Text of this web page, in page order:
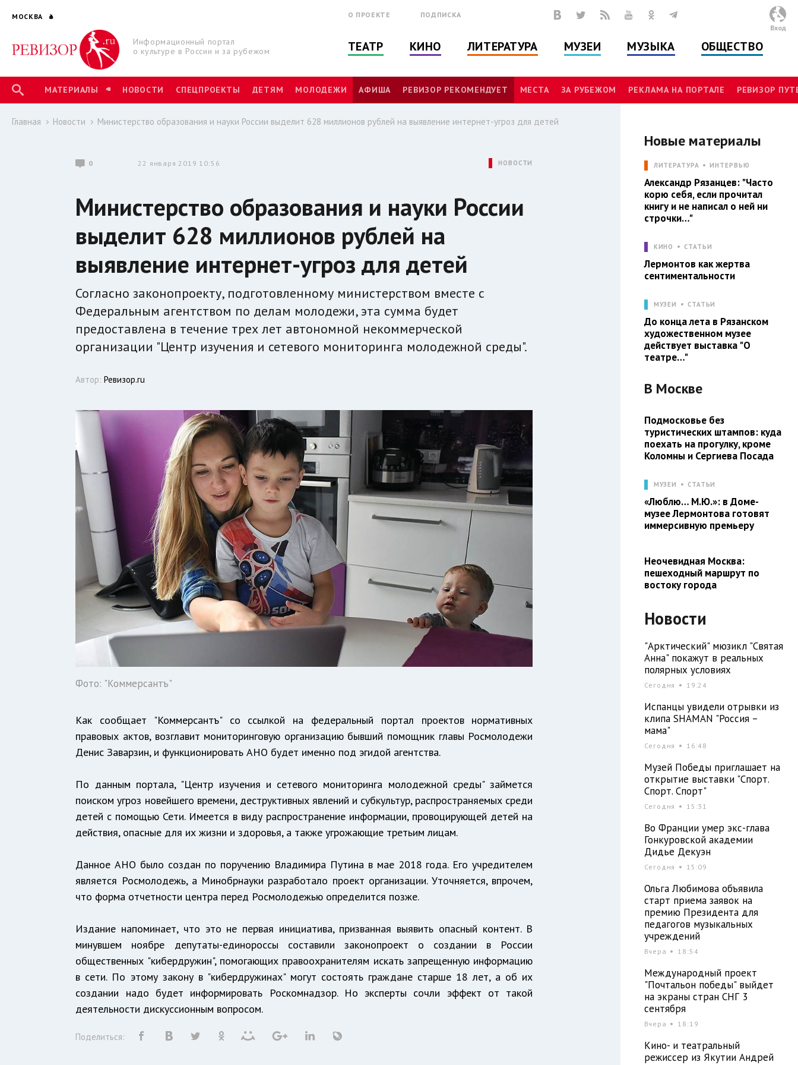
МОСКВА
Информационный портал
о культуре в России и за рубежом
О ПРОЕКТЕ ПОДПИСКА
ТЕАТР КИНО ЛИТЕРАТУРА МУЗЕИ МУЗЫКА ОБЩЕСТВО
Вход
МАТЕРИАЛЫ НОВОСТИ СПЕЦПРОЕКТЫ ДЕТЯМ МОЛОДЕЖИ АФИША РЕВИЗОР РЕКОМЕНДУЕТ МЕСТА ЗА РУБЕЖОМ РЕКЛАМА НА ПОРТАЛЕ РЕВИЗОР
Главная Новости Министерство образования и науки России выделит 628 миллионов рублей на выявление интернет-угроз для детей
0 22 января 2019 10:56 НОВОСТИ
Министерство образования и науки России
выделит 628 миллионов рублей на
выявление интернет-угроз для детей
Согласно законопроекту, подготовленному министерством вместе с
Федеральным агентством по делам молодежи, эта сумма будет
предоставлена в течение трех лет автономной некоммерческой
организации "Центр изучения и сетевого мониторинга молодежной среды".
Автор:Ревизор.ru
Фото: "Коммерсантъ"
Как сообщает "Коммерсантъ" со ссылкой на федеральный портал проектов нормативных
правовых актов, возглавит мониторинговую организацию бывший помощник главы Росмолодежи
Денис Заварзин, и функционировать АНО будет именно под эгидой агентства.
По данным портала, "Центр изучения и сетевого мониторинга молодежной среды" займется
поиском угроз новейшего времени, деструктивных явлений и субкультур, распространяемых среди
детей с помощью Сети. Имеется в виду распространение информации, провоцирующей детей на
действия, опасные для их жизни и здоровья, а также угрожающие третьим лицам.
Данное АНО было создан по поручению Владимира Путина в мае 2018 года. Его учредителем
является Росмолодежь, а Минобрнауки разработало проект организации. Уточняется, впрочем,
что форма отчетности центра перед Росмолодежью определится позже.
Издание напоминает, что это не первая инициатива, призванная выявить опасный контент. В
минувшем ноябре депутаты-единороссы составили законопроект о создании в России
общественных "кибердружин", помогающих правоохранителям искать запрещенную информацию
в сети. По этому закону в "кибердружинах" могут состоять граждане старше 18 лет, а об их
создании надо будет информировать Роскомнадзор. Но эксперты сочли эффект от такой
деятельности дискуссионным вопросом.
Поделиться:
Новые материалы
ЛИТЕРАТУРА ИНТЕРВЬЮ
Александр Рязанцев: "Часто
корю себя, если прочитал
книгу и не написал о ней ни
строчки…"
КИНО СТАТЬИ
Лермонтов как жертва
сентиментальности
МУЗЕИ СТАТЬИ
До конца лета в Рязанском
художественном музее
действует выставка "О
театре…"
В Москве
Подмосковье без
туристических штампов: куда
поехать на прогулку, кроме
Коломны и Сергиева Посада
МУЗЕИ СТАТЬИ
«Люблю… М.Ю.»: в Доме-
музее Лермонтова готовят
иммерсивную премьеру
Неочевидная Москва:
пешеходный маршрут по
востоку города
Новости
"Арктический" мюзикл "Святая
Анна" покажут в реальных
полярных условиях
Сегодня 19:24
Испанцы увидели отрывки из
клипа SHAMAN "Россия –
мама"
Сегодня 16:48
Музей Победы приглашает на
открытие выставки "Спорт.
Спорт. Спорт"
Сегодня 15:31
Во Франции умер экс-глава
Гонкуровской академии
Дидье Декуэн
Сегодня 15:09
Ольга Любимова объявила
старт приема заявок на
премию Президента для
педагогов музыкальных
учреждений
Вчера 18:54
Международный проект
"Почтальон победы" выйдет
на экраны стран СНГ 3
сентября
Вчера 18:19
Кино- и театральный
режиссер из Якутии Андрей